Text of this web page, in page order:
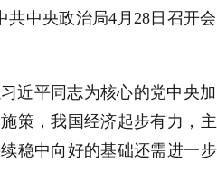
中央政治局4月28日召开
近平同志为核心的党中央
策，我国经济起步有力，
稳中向好的基础还需进一